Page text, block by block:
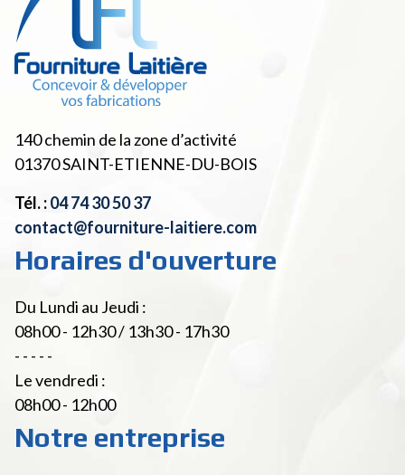
140 chemin de la zone d’activité
01370SAINT-ETIENNE-DU-BOIS
Tél. :04 74 30 50 37
contact@fourniture-laitiere.com
Horaires d'ouverture
Du Lundi au Jeudi :
08h00 - 12h30 / 13h30 - 17h30
- - - - -
Le vendredi :
08h00 - 12h00
Notre entreprise